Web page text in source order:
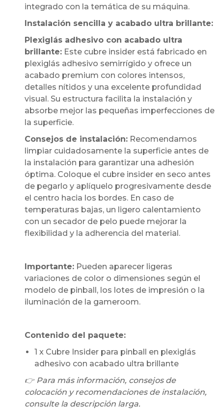
integrado con la temática de su máquina.
Instalación sencilla y acabado ultra brillante:
Plexiglás adhesivo con acabado ultra
brillante: Este cubre insider está fabricado en
plexiglás adhesivo semirrígido y ofrece un
acabado premium con colores intensos,
detalles nítidos y una excelente profundidad
visual. Su estructura facilita la instalación y
absorbe mejor las pequeñas imperfecciones de
la superficie.
Consejos de instalación: Recomendamos
limpiar cuidadosamente la superficie antes de
la instalación para garantizar una adhesión
óptima. Coloque el cubre insider en seco antes
de pegarlo y aplíquelo progresivamente desde
el centro hacia los bordes. En caso de
temperaturas bajas, un ligero calentamiento
con un secador de pelo puede mejorar la
flexibilidad y la adherencia del material.
Importante: Pueden aparecer ligeras
variaciones de color o dimensiones según el
modelo de pinball, los lotes de impresión o la
iluminación de la gameroom.
Contenido del paquete:
1 x Cubre Insider para pinball en plexiglás
adhesivo con acabado ultra brillante
👉 Para más información, consejos de
colocación y recomendaciones de instalación,
consulte la descripción larga.